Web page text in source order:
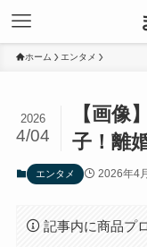
ホーム エンタメ
【画像
子！離
2026
4/04
エンタメ 2026年4
記事内に商品プ